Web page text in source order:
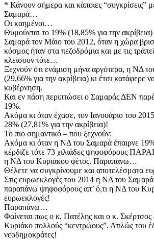
* Κάνουν σήμερα και κάποιες “συγκρίσεις”
Σαμαρά…
Οι καημένοι…
Θυμούνται το 19% (18,85% για την
Σαμαρά τον Μάιο του 2012, όταν η χώρα
κόσμος ήταν στα πεζοδρόμια και με τις
κλείσουν τότε…
Ξεχνούν ότι ενάμιση μήνα αργότερα, η ΝΔ
(29,66% για την ακρίβεια) κι έτσι κατάφερε
κυβέρνηση.
Και εν πάση περιπτώσει ο Σαμαράς ΔΕΝ
19%.
Ακόμα κι όταν έχασε, τον Ιανουάριο του
28% (27,81% για την ακρίβεια)!
Το πιο σημαντικό – που ξεχνούν:
Ακόμα κι όταν η ΝΔ του Σαμαρά έπαιρνε
κέρδιζε τότε 73 χιλιάδες ψηφοφόρους
η ΝΔ του Κυριάκου φέτος. Παραπάνω…
Θέλετε να συγκρίνουμε και αποτελέσματα
Στις ευρωεκλογές του 2014 η ΝΔ του Σαμαρά
παραπάνω ψηφοφόρους απ’ ό,τι η ΝΔ του
ευρωεκλογές!
Παραπάνω…
Φαίνεται πως ο κ. Πατέλης και ο κ. Σκέρτσος
Κυριάκο πολλούς “κεντρώους”. Απλώς του
νεοδημοκράτες!